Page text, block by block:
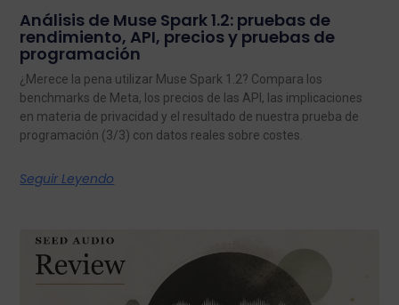
Análisis de Muse Spark 1.2: pruebas de
rendimiento, API, precios y pruebas de
programación
¿Merece la pena utilizar Muse Spark 1.2? Compara los
benchmarks de Meta, los precios de las API, las implicaciones
en materia de privacidad y el resultado de nuestra prueba de
programación (3/3) con datos reales sobre costes.
Seguir Leyendo